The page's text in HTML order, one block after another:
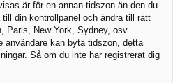
är för en annan tidszon än den du
din kontrollpanel och ändra till rätt
Paris, New York, Sydney, osv.
användare kan byta tidszon, detta
Så om du inte har registrerat dig